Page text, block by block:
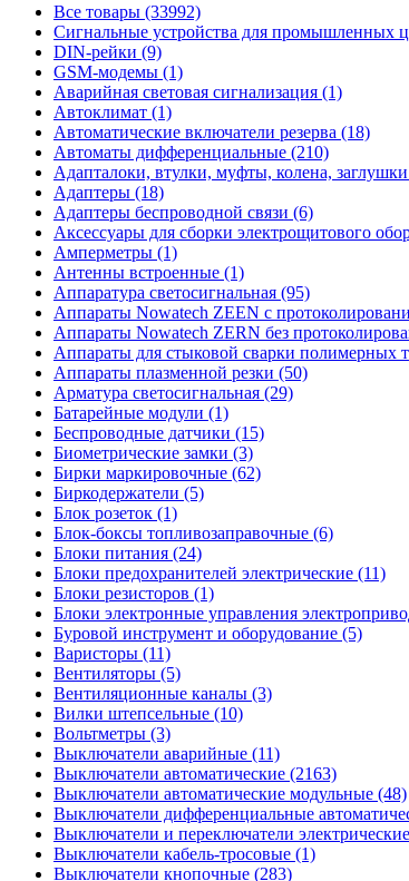
Все товары (33992)
Cигнальные устройства для промышленных
DIN-рейки (9)
GSM-модемы (1)
Аварийная световая сигнализация (1)
Автоклимат (1)
Автоматические включатели резерва (18)
Автоматы дифференциальные (210)
Адапталоки, втулки, муфты, колена,
Адаптеры (18)
Адаптеры беспроводной связи (6)
Аксессуары для сборки электрощитового
Амперметры (1)
Антенны встроенные (1)
Аппаратура светосигнальная (95)
Аппараты Nowatech ZEEN c
Аппараты Nowatech ZERN без
Аппараты для стыковой сварки полимерных
Аппараты плазменной резки (50)
Арматура светосигнальная (29)
Батарейные модули (1)
Беспроводные датчики (15)
Биометрические замки (3)
Бирки маркировочные (62)
Биркодержатели (5)
Блок розеток (1)
Блок-боксы топливозаправочные (6)
Блоки питания (24)
Блоки предохранителей электрические (11)
Блоки резисторов (1)
Блоки электронные управления
Буровой инструмент и оборудование (5)
Варисторы (11)
Вентиляторы (5)
Вентиляционные каналы (3)
Вилки штепсельные (10)
Вольтметры (3)
Выключатели аварийные (11)
Выключатели автоматические (2163)
Выключатели автоматические модульные (48)
Выключатели дифференциальные
Выключатели и переключатели
Выключатели кабель-тросовые (1)
Выключатели кнопочные (283)